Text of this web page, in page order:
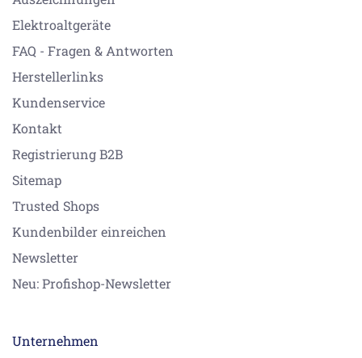
Elektroaltgeräte
FAQ - Fragen & Antworten
Herstellerlinks
Kundenservice
Kontakt
Registrierung B2B
Sitemap
Trusted Shops
Kundenbilder einreichen
Newsletter
Neu: Profishop-Newsletter
Unternehmen